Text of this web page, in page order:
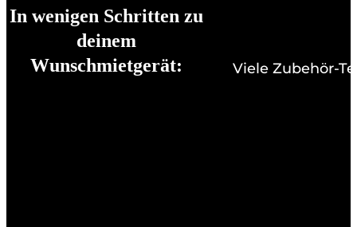
In wenigen Schritten zu
deinem
Wunschmietgerät:
Viele Zubehör-